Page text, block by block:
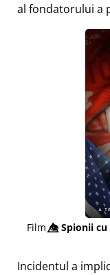
al fondatorului a
Film👁️⃤Spionii cu
Incidentul a